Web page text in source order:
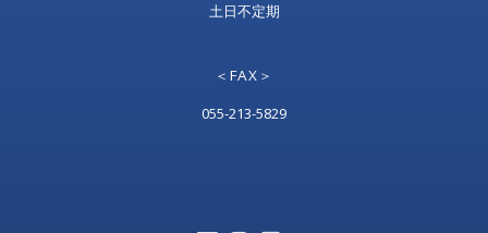
土日不定期
＜FAX＞
055-213-5829